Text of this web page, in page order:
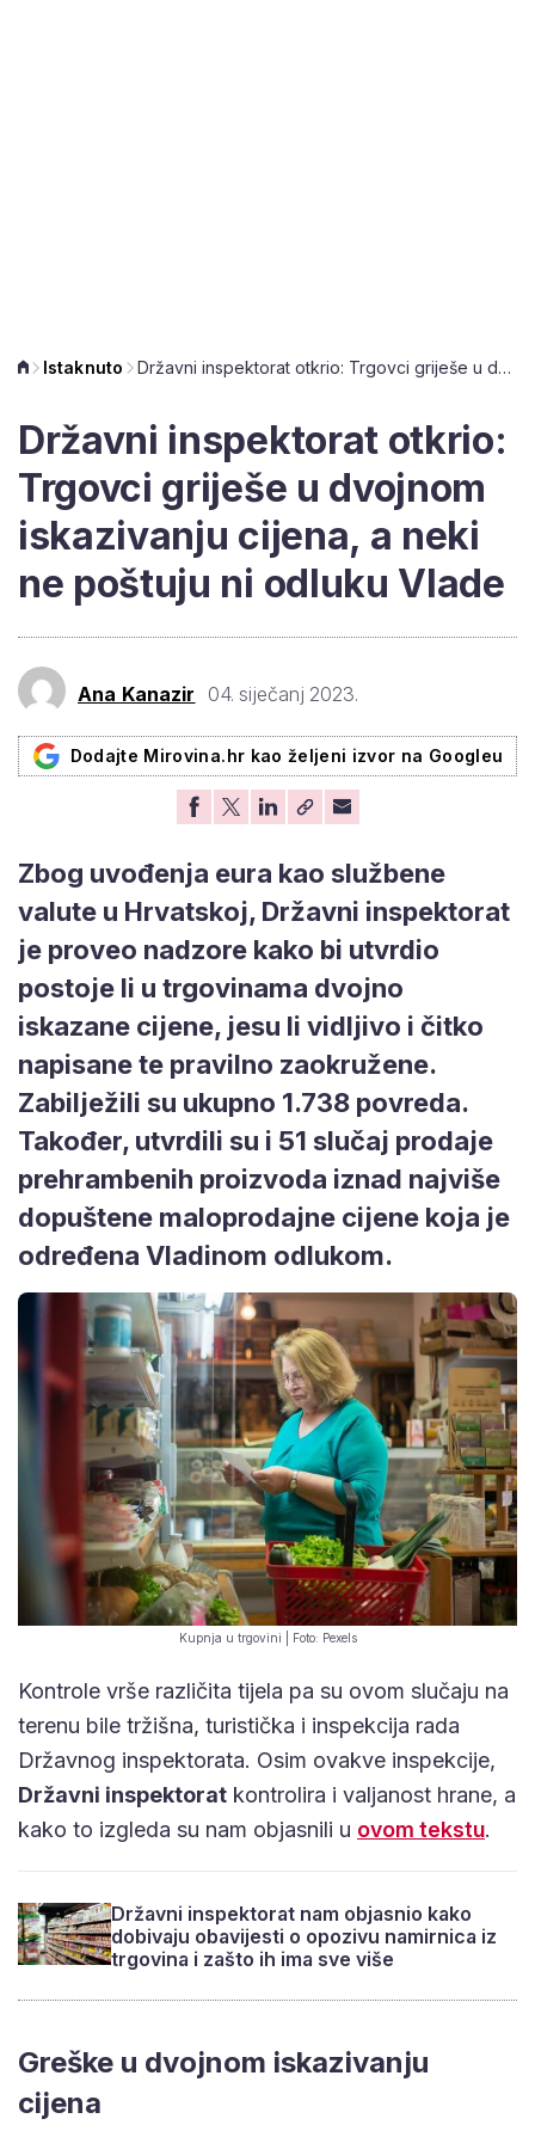
Istaknuto Državni inspektorat otkrio: Trgovci griješe u dvojnom iskazivanju cijena, a neki ne poštuju ni odluku Vlade
Državni inspektorat otkrio:
Trgovci griješe u dvojnom
iskazivanju cijena, a neki
ne poštuju ni odluku Vlade
Ana Kanazir 04. siječanj 2023.
Dodajte Mirovina.hr kao željeni izvor na Googleu
Zbog uvođenja eura kao službene
valute u Hrvatskoj, Državni inspektorat
je proveo nadzore kako bi utvrdio
postoje li u trgovinama dvojno
iskazane cijene, jesu li vidljivo i čitko
napisane te pravilno zaokružene.
Zabilježili su ukupno 1.738 povreda.
Također, utvrdili su i 51 slučaj prodaje
prehrambenih proizvoda iznad najviše
dopuštene maloprodajne cijene koja je
određena Vladinom odlukom.
Kupnja u trgovini | Foto: Pexels
Kontrole vrše različita tijela pa su ovom slučaju na
terenu bile tržišna, turistička i inspekcija rada
Državnog inspektorata. Osim ovakve inspekcije,
Državni inspektorat kontrolira i valjanost hrane, a
kako to izgleda su nam objasnili u ovom tekstu.
Državni inspektorat nam objasnio kako
dobivaju obavijesti o opozivu namirnica iz
trgovina i zašto ih ima sve više
Greške u dvojnom iskazivanju
cijena